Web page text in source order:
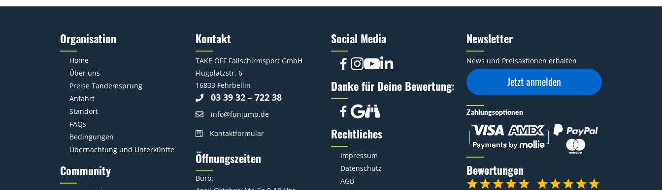
Organisation
Home
Über uns
Preise Tandemsprung
Anfahrt
Standort
FAQs
Bedingungen
Übernachtung und Unterkünfte
Community
Kontakt
TAKE OFF Fallschirmsport GmbH
Flugplatzstr. 6
16833 Fehrbellin
03 39 32 – 722 38
info@funjump.de
Kontaktformular
Öffnungszeiten
Büro:
Social Media
Danke für Deine Bewertung:
Rechtliches
Impressum
Datenschutz
AGB
Newsletter
News und Preisaktionen erhalten
Jetzt anmelden
Zahlungsoptionen
Bewertungen